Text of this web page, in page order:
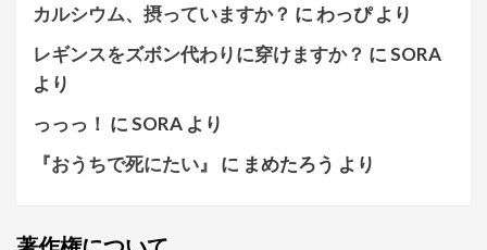
カルシウム、摂っていますか？ に わっぴより
レギンスをズボン代わりに穿けますか？ にSORA
より
っっっ！ にSORA より
『おうちで死にたい』
に まめたろう より